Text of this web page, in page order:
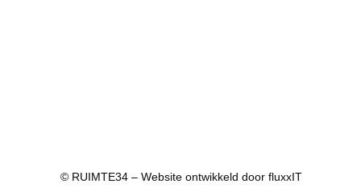
© RUIMTE34 – Website ontwikkeld door fluxxIT